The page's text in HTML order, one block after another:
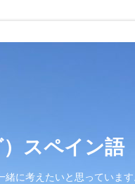
スペイン語
緒に考えたいと思っていま